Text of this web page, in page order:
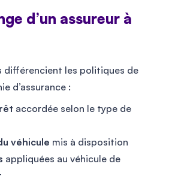
d’un assureur à
différencient les politiques de
d’assurance :
accordée selon le type de
véhicule mis à disposition
appliquées au véhicule de